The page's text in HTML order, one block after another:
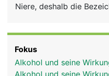
Rubriken
Niere, deshalb die
unterschiedliche
Nebennierenrinde
Fokus
Alkohol und seine
Alkohol und seine